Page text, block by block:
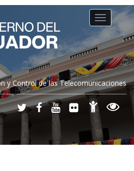
y Control de las Telecomunicaciones
Toggle
navigation